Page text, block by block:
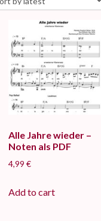
Alle Jahre wieder –
Noten als PDF
4,99 €
Add to cart